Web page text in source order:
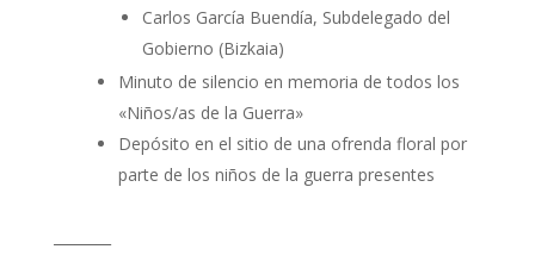
Carlos García Buendía, Subdelegado del
Gobierno (Bizkaia)
Minuto de silencio en memoria de todos los
«Niños/as de la Guerra»
Depósito en el sitio de una ofrenda floral por
parte de los niños de la guerra presentes